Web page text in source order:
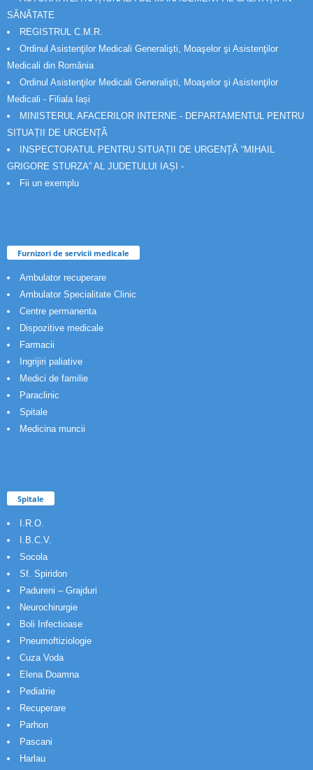
SĂNĂTATE
REGISTRUL C.M.R.
Ordinul Asistenţilor Medicali Generalişti, Moaşelor şi Asistenţilor
Medicali din România
Ordinul Asistenţilor Medicali Generalişti, Moaşelor şi Asistenţilor
Medicali - Filiala Iași
MINISTERUL AFACERILOR INTERNE - DEPARTAMENTUL PENTRU
SITUAȚII DE URGENȚĂ
INSPECTORATUL PENTRU SITUAȚII DE URGENȚĂ “MIHAIL
GRIGORE STURZA” AL JUDETULUI IAȘI -
Fii un exemplu
Furnizori de servicii medicale
Ambulator recuperare
Ambulator Specialitate Clinic
Centre permanenta
Dispozitive medicale
Farmacii
Ingrijiri paliative
Medici de familie
Paraclinic
Spitale
Medicina muncii
Spitale
I.R.O.
I.B.C.V.
Socola
Sf. Spiridon
Padureni – Grajduri
Neurochirurgie
Boli Infectioase
Pneumoftiziologie
Cuza Voda
Elena Doamna
Pediatrie
Recuperare
Parhon
Pascani
Harlau